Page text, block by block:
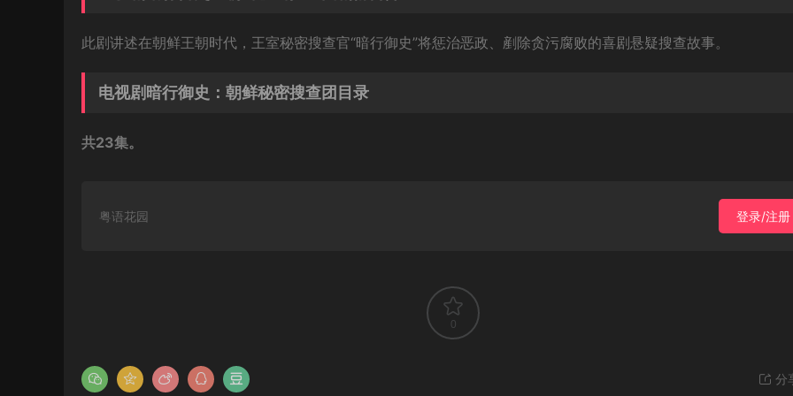
此剧讲述在朝鲜王朝时代，王室秘密搜查官“暗行御史”将惩治恶政、剷除贪污腐败的喜剧悬疑搜查故事。
电视剧暗行御史：朝鲜秘密搜查团目录
共23集。
粤语花园 登录/注册
0
分